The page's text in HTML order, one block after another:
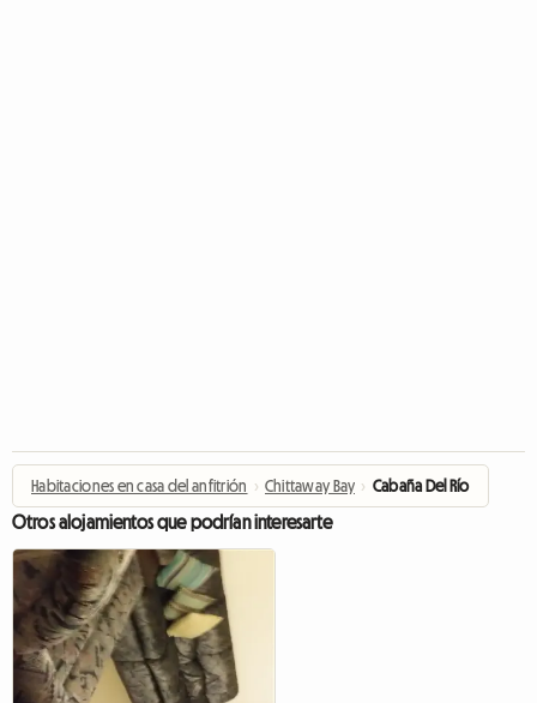
Habitaciones en casa del anfitrión › Chittaway Bay › Cabaña Del Río
Otros alojamientos que podrían interesarte